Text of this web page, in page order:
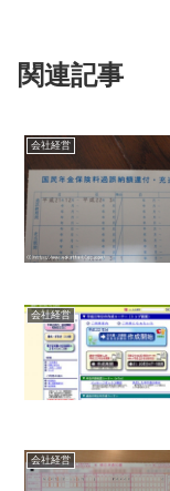
関連記事
会社経営
会社経営
会社経営